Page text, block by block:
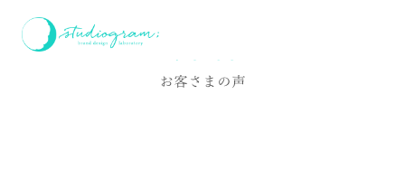
ホーム お客様の声
Voice
お客さまの声